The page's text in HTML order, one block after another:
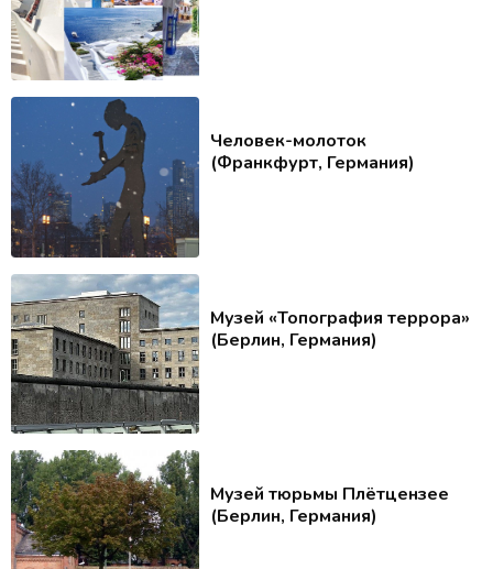
Человек-молоток
(Франкфурт, Германия)
Музей «Топография террора»
(Берлин, Германия)
Музей тюрьмы Плётцензее
(Берлин, Германия)